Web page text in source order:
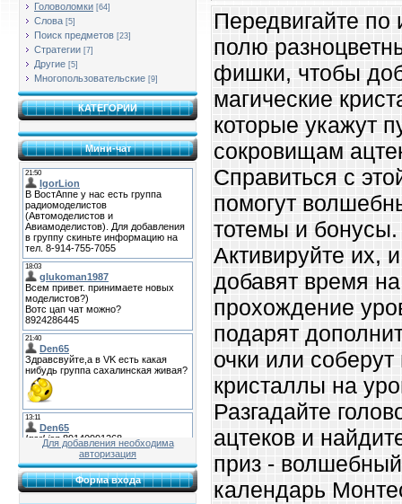
Головоломки [64]
Слова [5]
Поиск предметов [23]
Стратегии [7]
Другие [5]
Многопользовательские [9]
КАТЕГОРИИ
Мини-чат
Для добавления необходима
авторизация
Форма входа
Передвигайте по
полю
фишки, чтобы
магические
которые укажут
сокровищам
Справиться с
помогут
тотемы и бонусы.
Активируйте их,
добавят время на
прохождение
подарят
очки или соберут
кристаллы на
Разгадайте
ацтеков и
приз - волшебный
календарь